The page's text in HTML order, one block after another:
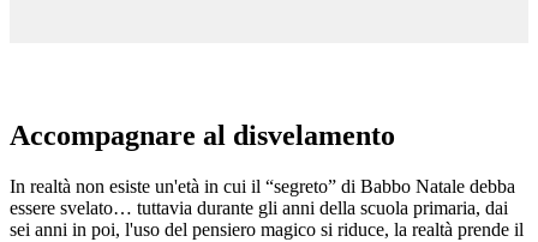
Accompagnare al disvelamento
In realtà non esiste un'età in cui il “segreto” di Babbo Natale debba
essere svelato… tuttavia durante gli anni della scuola primaria, dai
sei anni in poi, l'uso del pensiero magico si riduce, la realtà prende il